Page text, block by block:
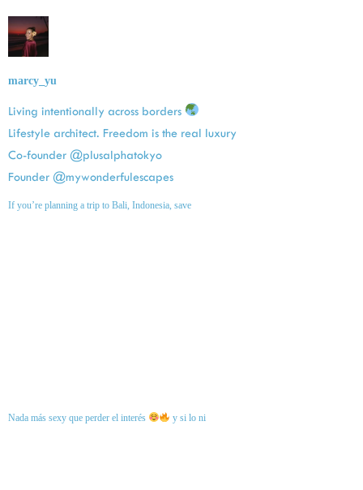
marcy_yu
Living intentionally across borders
Lifestyle architect. Freedom is the real luxury
Co-founder @plusalphatokyo
Founder @mywonderfulescapes
If you’re planning a trip to Bali, Indonesia, save
Nada más sexy que perder el interés y si lo ni